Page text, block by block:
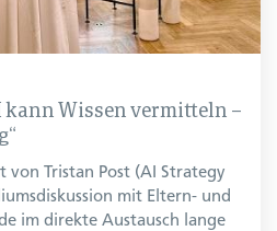
kann Wissen vermitteln –
von Tristan Post (AI Strategy
mit Eltern- und
im direkte Austausch lange